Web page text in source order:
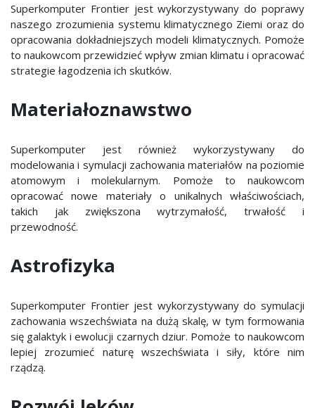
Superkomputer Frontier jest wykorzystywany do poprawy
naszego zrozumienia systemu klimatycznego Ziemi oraz do
opracowania dokładniejszych modeli klimatycznych. Pomoże
to naukowcom przewidzieć wpływ zmian klimatu i opracować
strategie łagodzenia ich skutków.
Materiałoznawstwo
Superkomputer jest również wykorzystywany do
modelowania i symulacji zachowania materiałów na poziomie
atomowym i molekularnym. Pomoże to naukowcom
opracować nowe materiały o unikalnych właściwościach,
takich jak zwiększona wytrzymałość, trwałość i
przewodność.
Astrofizyka
Superkomputer Frontier jest wykorzystywany do symulacji
zachowania wszechświata na dużą skalę, w tym formowania
się galaktyk i ewolucji czarnych dziur. Pomoże to naukowcom
lepiej zrozumieć naturę wszechświata i siły, które nim
rządzą.